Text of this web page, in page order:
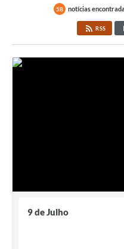
Doação de Animais
Audiências Públicas
Arquivos para Download
58 notícias
RSS
9 de Julho